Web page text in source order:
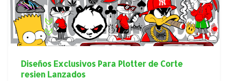
Diseños Exclusivos Para Plotter de Corte
resien Lanzados